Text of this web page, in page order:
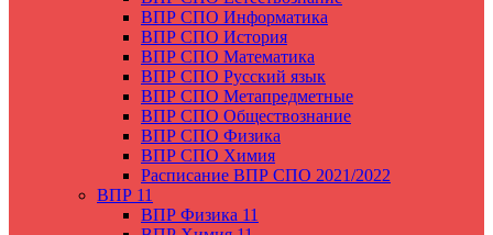
ВПР СПО Информатика
ВПР СПО История
ВПР СПО Математика
ВПР СПО Русский язык
ВПР СПО Метапредметные
ВПР СПО Обществознание
ВПР СПО Физика
ВПР СПО Химия
Расписание ВПР СПО 2021/2022
ВПР 11
ВПР Физика 11